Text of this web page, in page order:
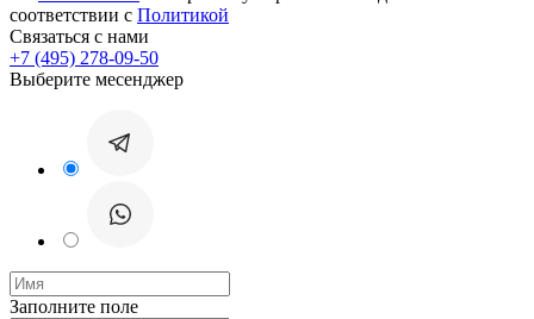
соответствии с Политикой
Связаться с нами
+7 (495) 278-09-50
Выберите месенджер
Заполните поле